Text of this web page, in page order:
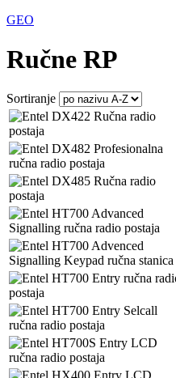
GEO
Ručne RP
Sortiranje